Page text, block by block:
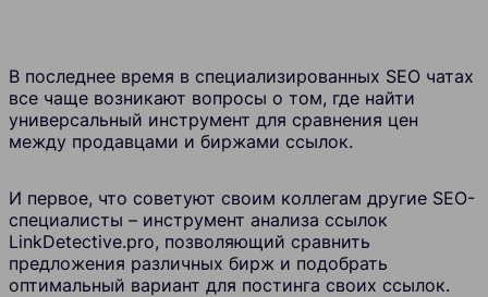
В последнее время в специализированных SEO чатах
все чаще возникают вопросы о том, где найти
универсальный инструмент для сравнения цен
между продавцами и биржами ссылок.
И первое, что советуют своим коллегам другие SEO-
специалисты – инструмент анализа ссылок
LinkDetective.pro, позволяющий сравнить
предложения различных бирж и подобрать
оптимальный вариант для постинга своих ссылок.